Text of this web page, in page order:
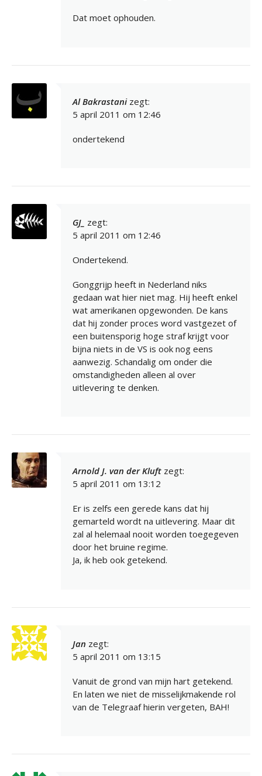
Dat moet ophouden.
Al Bakrastani zegt:
5 april 2011 om 12:46
ondertekend
GJ_ zegt:
5 april 2011 om 12:46
Ondertekend.
Gonggrijp heeft in Nederland niks
gedaan wat hier niet mag. Hij heeft enkel
wat amerikanen opgewonden. De kans
dat hij zonder proces word vastgezet of
een buitensporig hoge straf krijgt voor
bijna niets in de VS is ook nog eens
aanwezig. Schandalig om onder die
omstandigheden alleen al over
uitlevering te denken.
Arnold J. van der Kluft zegt:
5 april 2011 om 13:12
Er is zelfs een gerede kans dat hij
gemarteld wordt na uitlevering. Maar dit
zal al helemaal nooit worden toegegeven
door het bruine regime.
Ja, ik heb ook getekend.
Jan zegt:
5 april 2011 om 13:15
Vanuit de grond van mijn hart getekend.
En laten we niet de misselijkmakende rol
van de Telegraaf hierin vergeten, BAH!